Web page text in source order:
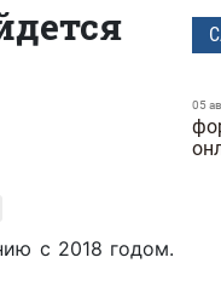
с 2018 годом.
05